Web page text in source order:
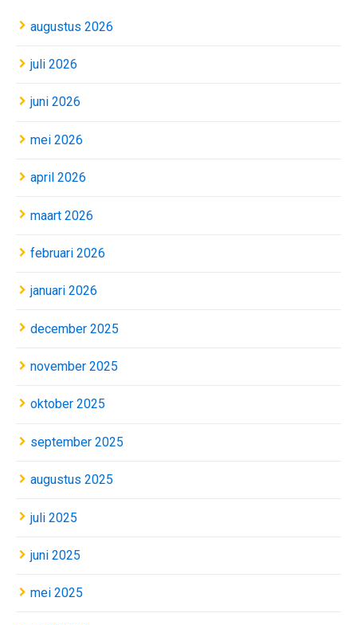
augustus 2026
juli 2026
juni 2026
mei 2026
april 2026
maart 2026
februari 2026
januari 2026
december 2025
november 2025
oktober 2025
september 2025
augustus 2025
juli 2025
juni 2025
mei 2025